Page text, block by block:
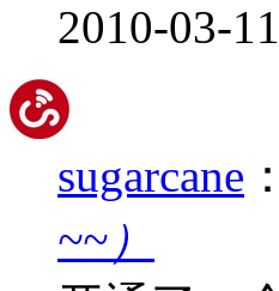
2010-03-
sugarcane ：
~~）